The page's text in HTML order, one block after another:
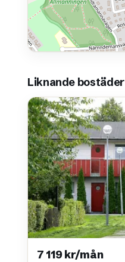
Liknande bostäder
7 119 kr/mån